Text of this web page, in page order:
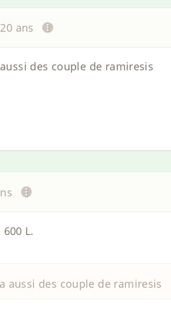
ans
des couple de ramiresis
L.
aussi des couple de ramiresis